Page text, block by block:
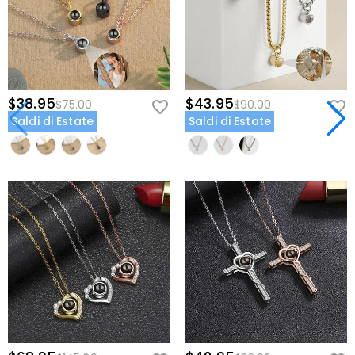
un'occasione imminente—gli articoli personalizzati richiedono
tempo per essere preparati.
Caratteristiche del Prodotto e Artigianalità
Pietra del Mese o Gemma Personalizzata:una pietra sfaccettata
nel colore scelto pende delicatamente sotto il ciondolo,
aggiungendo brillantezza e significato personale.
Delicata Catena Color Argento:
una catena fine e regolabile
sulla scollatura.
Opzioni di Colore Personalizzate:
personalizza sia il colore della
gemma che della catena per abbinarli al tuo stile e sentimento.
Leggera e Indossabile:progettata per essere indossata vicino al
cuore senza peso, perfetta per essere sovrapposta o indossata da
sola.
Perché Questo Regalo Si Distingue
A differenza di una cornice standard che sta su uno scaffale,
$38.95$75.00
Saldi di Estate
$43.95$90.00
Saldi di Estate